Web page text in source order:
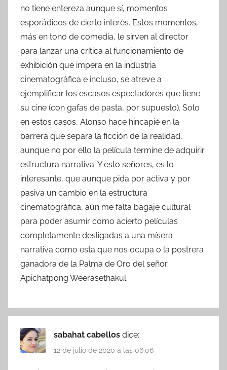
no tiene entereza aunque sí, momentos
esporádicos de cierto interés. Estos momentos,
más en tono de comedia, le sirven al director
para lanzar una crítica al funcionamiento de
exhibición que impera en la industria
cinematográfica e incluso, se atreve a
ejemplificar los escasos espectadores que tiene
su cine (con gafas de pasta, por supuesto). Solo
en estos casos, Alonso hace hincapié en la
barrera que separa la ficción de la realidad,
aunque no por ello la película termine de adquirir
estructura narrativa. Y esto señores, es lo
interesante, que aunque pida por activa y por
pasiva un cambio en la estructura
cinematográfica, aún me falta bagaje cultural
para poder asumir como acierto películas
completamente desligadas a una mísera
narrativa como esta que nos ocupa o la postrera
ganadora de la Palma de Oro del señor
Apichatpong Weerasethakul.
sabahat cabellos dice:
12 de julio de 2020 a las 06:06